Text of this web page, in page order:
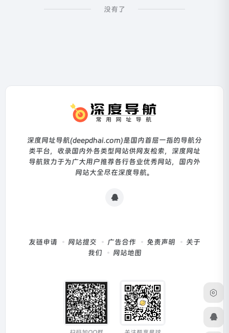
没有了
深度网址导航(deepdhai.com)是国内首屈一指的导航分
类平台，收录国内外各类型网站供网友检索，深度网址
导航致力于为广大用户推荐各行各业优秀网站，国内外
网站大全尽在深度导航。
友链申请 网站提交 广告合作 免责声明
关于
我们
网站地图